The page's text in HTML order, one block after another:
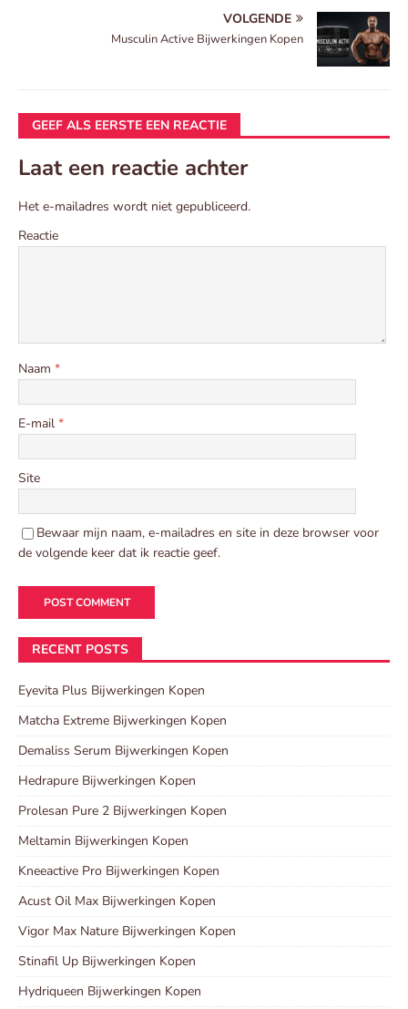
VOLGENDE
Musculin Active Bijwerkingen Kopen
GEEF ALS EERSTE EEN REACTIE
Laat een reactie achter
Het e-mailadres wordt niet gepubliceerd.
Reactie
Naam *
E-mail *
Site
Bewaar mijn naam, e-mailadres en site in deze browser voor
de volgende keer dat ik reactie geef.
RECENT POSTS
Eyevita Plus Bijwerkingen Kopen
Matcha Extreme Bijwerkingen Kopen
Demaliss Serum Bijwerkingen Kopen
Hedrapure Bijwerkingen Kopen
Prolesan Pure 2 Bijwerkingen Kopen
Meltamin Bijwerkingen Kopen
Kneeactive Pro Bijwerkingen Kopen
Acust Oil Max Bijwerkingen Kopen
Vigor Max Nature Bijwerkingen Kopen
Stinafil Up Bijwerkingen Kopen
Hydriqueen Bijwerkingen Kopen